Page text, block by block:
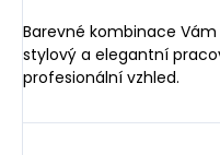
Barevné kombinace
stylový a elegantní
profesionální vzhled.